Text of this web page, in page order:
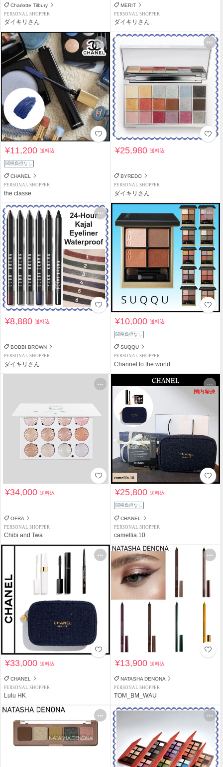
Charlotte Tilbury
PERSONAL SHOPPER
ダイキリさん
MERIT
PERSONAL SHOPPER
ダイキリさん
¥11,200送料込
関税負担なし
CHANEL
PERSONAL SHOPPER
the classe
¥25,980送料込
BYREDO
PERSONAL SHOPPER
ダイキリさん
¥8,880送料込
BOBBI BROWN
PERSONAL SHOPPER
ダイキリさん
¥10,000送料込
関税負担なし
SUQQU
PERSONAL SHOPPER
Channel to the world
¥34,000送料込
OFRA
PERSONAL SHOPPER
Chibi and Twa
¥25,800送料込
関税負担なし
CHANEL
PERSONAL SHOPPER
camellia.10
¥33,000送料込
CHANEL
PERSONAL SHOPPER
Lulu HK
¥13,900送料込
NATASHA DENONA
PERSONAL SHOPPER
TOM_BM_WAU